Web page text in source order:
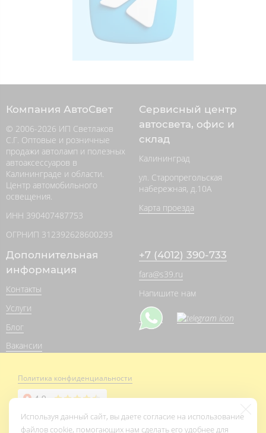
Компания АвтоСвет
© 2006-2026 ИП Светлаков
С.Г. Оптовые и розничные
продажи автоламп и полезных
автоаксессуаров в
Калининграде и области.
Центр автомобильного
освещения.
ИНН 390407487753
ОГРНИП 312392628600293
Сервисный центр
автосвета, офис и
склад
Калининград
ул. Старопрегольская
набережная, д.10А
Карта проезда
Дополнительная
информация
Контакты
Услуги
Блог
Вакансии
+7 (4012) 390-733
fara@s39.ru
Напишите нам
Политика конфиденциальности
Используя данный сайт, вы даете согласие на использование
файлов cookie, помогающих нам сделать его удобнее для